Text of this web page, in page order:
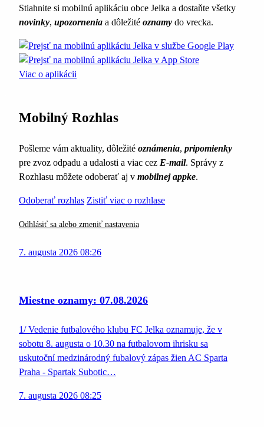
Stiahnite si mobilnú aplikáciu obce Jelka a dostaňte všetky
novinky, upozornenia a dôležité oznamy do vrecka.
Viac o aplikácii
Mobilný Rozhlas
Pošleme vám aktuality, dôležité oznámenia, pripomienky
pre zvoz odpadu a udalosti a viac cez E-mail. Správy z
Rozhlasu môžete odoberať aj v mobilnej appke.
Odoberať rozhlas Zistiť viac o rozhlase
Odhlásiť sa alebo zmeniť nastavenia
7. augusta 2026 08:26
Miestne oznamy: 07.08.2026
1/ Vedenie futbalového klubu FC Jelka oznamuje, že v
sobotu 8. augusta o 10.30 na futbalovom ihrisku sa
uskutoční medzinárodný fubalový zápas žien AC Sparta
Praha - Spartak Subotic…
7. augusta 2026 08:25